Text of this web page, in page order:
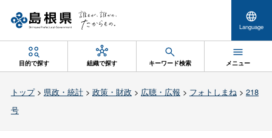
Language
目的で探す 組織で探す キーワード検索 メニュー
トップ> 県政・統計> 政策・財政 > 広聴・広報 > フォトしまね> 218
号